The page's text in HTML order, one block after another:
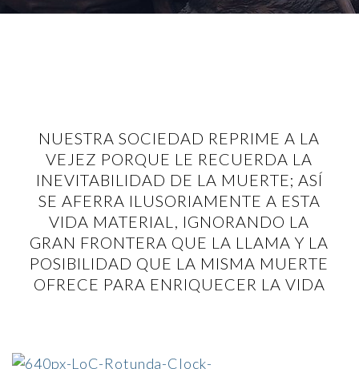
NUESTRA SOCIEDAD REPRIME A LA
VEJEZ PORQUE LE RECUERDA LA
INEVITABILIDAD DE LA MUERTE; ASÍ
SE AFERRA ILUSORIAMENTE A ESTA
VIDA MATERIAL, IGNORANDO LA
GRAN FRONTERA QUE LA LLAMA Y LA
POSIBILIDAD QUE LA MISMA MUERTE
OFRECE PARA ENRIQUECER LA VIDA